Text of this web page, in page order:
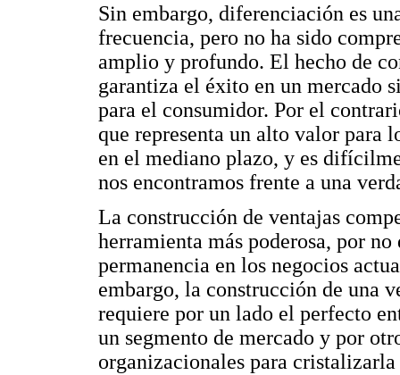
Sin embargo, diferenciación es
frecuencia, pero no ha sido
amplio y profundo. El hecho de
garantiza el éxito en un mercado
para el consumidor. Por el
que representa un alto valor para
en el mediano plazo, y es
nos encontramos frente a una
La construcción de ventajas
herramienta más poderosa, por
permanencia en los negocios
embargo, la construcción de una
requiere por un lado el perfecto
un segmento de mercado y por
organizacionales para